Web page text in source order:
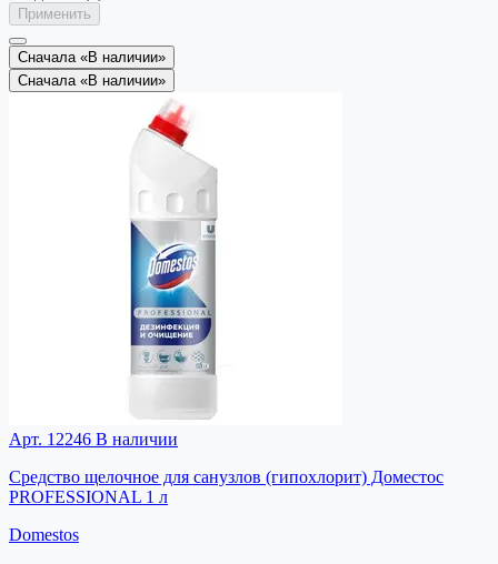
Применить
Сначала «В наличии»
Сначала «В наличии»
Арт. 12246 В наличии
Средство щелочное для санузлов (гипохлорит) Доместос
PROFESSIONAL 1 л
Domestos